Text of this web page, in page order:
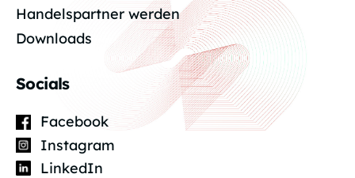
Handelspartner werden
Downloads
Socials
Facebook
Instagram
LinkedIn